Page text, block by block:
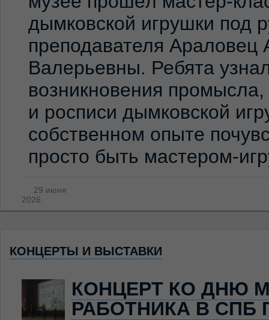
дымковской игрушки под
преподавателя Араловец
Валерьевны. Ребята
возникновения
и росписи дымковской
собственном опыте
просто быть мастером-
29 июня
2026
КОНЦЕРТЫ И ВЫСТАВКИ
КОНЦЕРТ КО ДНЮ
РАБОТНИКА В СПБ